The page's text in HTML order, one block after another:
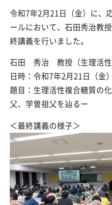
令和7年2月21日（金）に、
ールにおいて、石田秀治教
終講義を行いました。
石田 秀治 教授（生理活性
日時：令和7年2月21日（金
題目：生理活性複合糖質の
父、学曽祖父を辿るー
＜最終講義の様子＞